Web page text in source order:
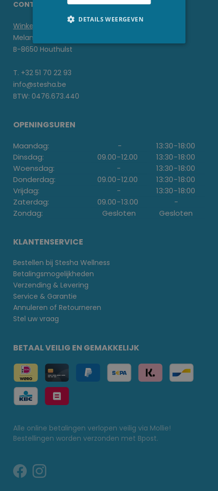
CONTACTGEGEVENS STESHA
Winkel
Melanedreef 6 D
B-8650 Houthulst
T. +32 51 70 22 93
info@stesha.be
BTW: 0476.673.440
OPENINGSUREN
Maandag: - 13:30-18:00
Dinsdag:
09.00-12.00 13:30-18:00
Woensdag:
- 13:30-18:00
Donderdag:
09.00-12.00 13:30-18:00
Vrijdag:
- 13:30-18:00
Zaterdag:
09.00-13.00
-
Zondag:
Gesloten Gesloten
KLANTENSERVICE
Bestellen bij Stesha Wellness
Betalingsmogelijkheden
Verzending & Levering
Service & Garantie
Annuleren of Retourneren
Stel uw vraag
BETAAL VEILIG EN GEMAKKELIJK
Alle online betalingen verlopen veilig via Mollie!
Bestellingen worden verzonden met Bpost.
DETAILS WEERGEVEN